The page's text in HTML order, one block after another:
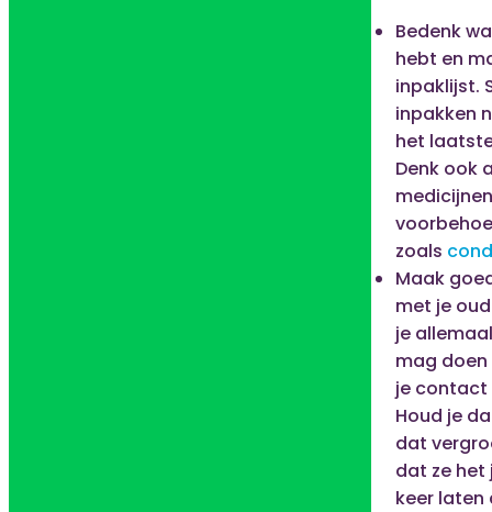
Bedenk
hebt en
inpaklijst.
inpakken
het
Denk ook
zoals
Maak
met je
je
mag doen
je
Houd je
dat
dat ze het
keer laten